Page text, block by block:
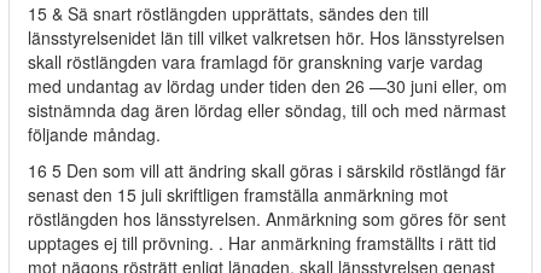
15 & Sä snart röstlängden upprättats, sändes den till
länsstyrelsenidet län till vilket valkretsen hör. Hos länsstyrelsen
skall röstlängden vara framlagd för granskning varje vardag
med undantag av lördag under tiden den 26 —30 juni eller, om
sistnämnda dag ären lördag eller söndag, till och med närmast
följande måndag.
16 5 Den som vill att ändring skall göras i särskild röstlängd fär
senast den 15 juli skriftligen framställa anmärkning mot
röstlängden hos länsstyrelsen. Anmärkning som göres för sent
upptages ej till prövning. . Har anmärkning framställts i rätt tid
mot nägons rösträtt enligt längden. skall länsstyrelsen genast